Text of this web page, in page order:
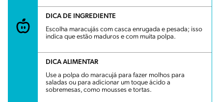
DICA DE INGREDIENTE
Escolha maracujás com casca enrugada e pesada; isso
indica que estão maduros e com muita polpa.
DICA ALIMENTAR
Use a polpa do maracujá para fazer molhos para
saladas ou para adicionar um toque ácido a
sobremesas, como mousses e tortas.